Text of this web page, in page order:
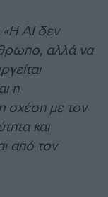
«Η ΑΙ δεν
αλλά να
η
σχέση με τον
και
από τον